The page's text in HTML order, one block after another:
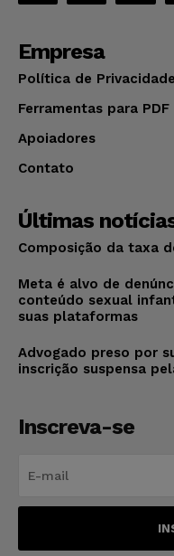
Empresa
Política de Privacidade
Ferramentas para PDF
Apoiadores
Contato
Últimas
Composição da taxa
Meta é alvo de
conteúdo sexual
suas plataformas
Advogado preso por
inscrição suspensa
Inscreva-se